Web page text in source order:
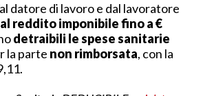
datore di lavoro e dal lavoratore
reddito imponibile fino a €
detraibili le spese sanitarie
la parte non rimborsata, con la